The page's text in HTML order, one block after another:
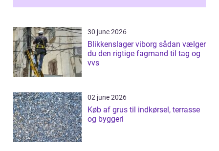
30 june 2026
Blikkenslager viborg sådan vælger
du den rigtige fagmand til tag og
vvs
02 june 2026
Køb af grus til indkørsel, terrasse
og byggeri